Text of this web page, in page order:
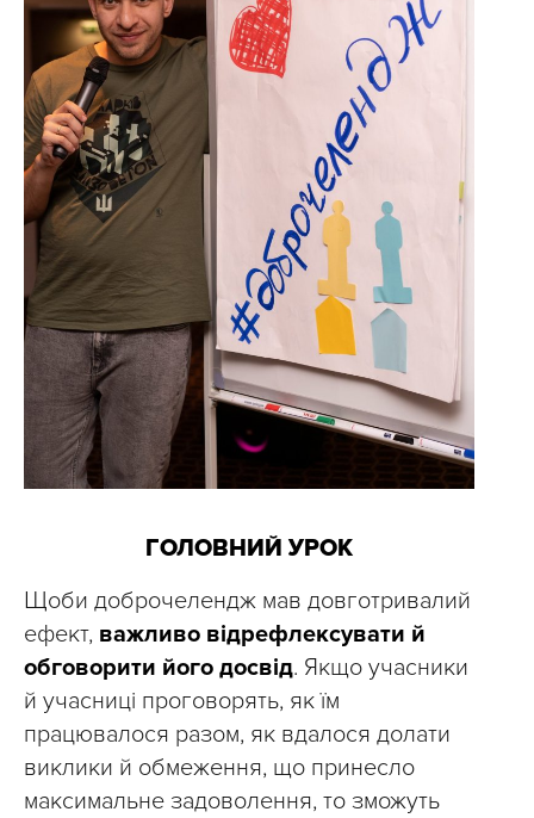
ГОЛОВНИЙ УРОК
Щоби доброчелендж мав довготривалий
ефект, важливо відрефлексувати й
обговорити його досвід. Якщо учасники
й учасниці проговорять, як їм
працювалося разом, як вдалося долати
виклики й обмеження, що принесло
максимальне задоволення, то зможуть